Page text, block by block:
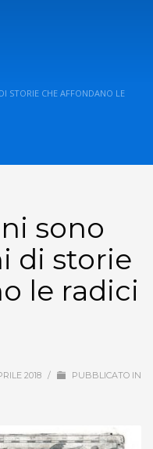
STORIE CHE AFFONDANO LE
sono
di storie
le radici
2018 /
PUBBLICATO IN